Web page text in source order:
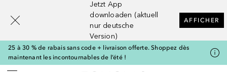
Jetzt App
downloaden (aktuell
nur deutsche
Version)
AFFICHER
25 à 30 % de rabais sans code + livraison offerte. Shoppez dès
maintenant les incontournables de l’été !
[navigation.slideout.screenreader]